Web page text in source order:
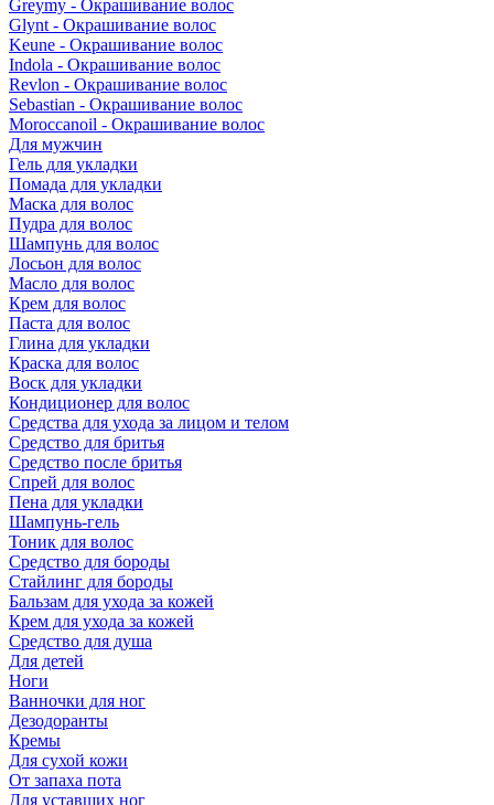
Greymy - Окрашивание волос
Glynt - Окрашивание волос
Keune - Окрашивание волос
Indola - Окрашивание волос
Revlon - Окрашивание волос
Sebastian - Окрашивание волос
Moroccanoil - Окрашивание волос
Для мужчин
Гель для укладки
Помада для укладки
Маска для волос
Пудра для волос
Шампунь для волос
Лосьон для волос
Масло для волос
Крем для волос
Паста для волос
Глина для укладки
Краска для волос
Воск для укладки
Кондиционер для волос
Средства для ухода за лицом и телом
Средство для бритья
Средство после бритья
Спрей для волос
Пена для укладки
Шампунь-гель
Тоник для волос
Средство для бороды
Стайлинг для бороды
Бальзам для ухода за кожей
Крем для ухода за кожей
Средство для душа
Для детей
Ноги
Ванночки для ног
Дезодоранты
Кремы
Для сухой кожи
От запаха пота
Для уставших ног